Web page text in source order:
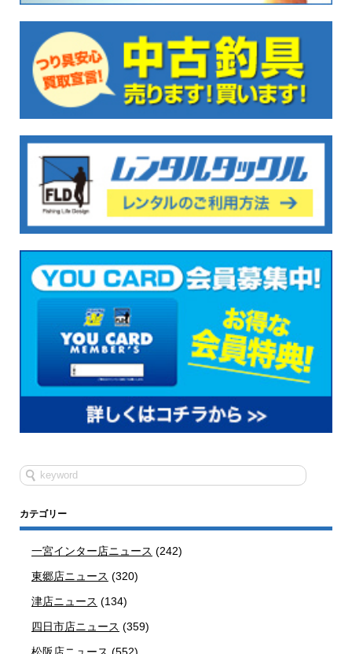
カテゴリー
一宮インター店ニュース (242)
東郷店ニュース (320)
津店ニュース (134)
四日市店ニュース (359)